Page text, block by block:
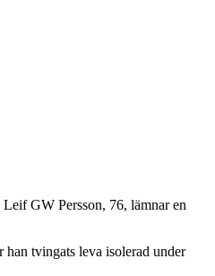
GW Persson, 76, lämnar en
han tvingats leva isolerad under